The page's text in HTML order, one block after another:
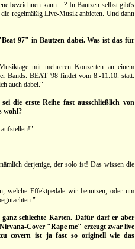
bezeichnen kann ...? In Bautzen selbst gibt's
regelmäßig Live-Musik anbieten. Und dann
97" in Bautzen dabei. Was ist das für
mit mehreren Konzerten an einem
Bands. BEAT '98 findet vom 8.-11.10. statt.
auch dabei."
die erste Reihe fast ausschließlich von
wohl?
aufstellen!"
derjenige, der solo ist! Das wissen die
welche Effektpedale wir benutzen, oder um
schlechte Karten. Dafür darf er aber
Cover "Rape me" erzeugt zwar live
covern ist ja fast so originell wie das